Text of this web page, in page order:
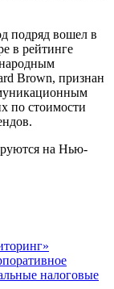
подряд вошел в
в рейтинге
Brown, признан
по стоимости
на Нью-
налоговые